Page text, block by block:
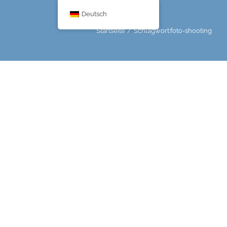
Startseite Schlagwort:foto-shooting
Deutsch